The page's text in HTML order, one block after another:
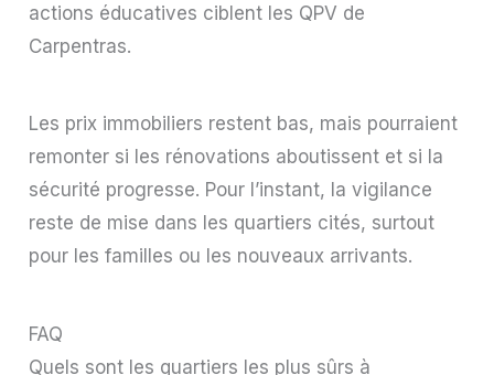
actions éducatives ciblent les QPV de
Carpentras.
Les prix immobiliers restent bas, mais pourraient
remonter si les rénovations aboutissent et si la
sécurité progresse. Pour l’instant, la vigilance
reste de mise dans les quartiers cités, surtout
pour les familles ou les nouveaux arrivants.
FAQ
Quels sont les quartiers les plus sûrs à